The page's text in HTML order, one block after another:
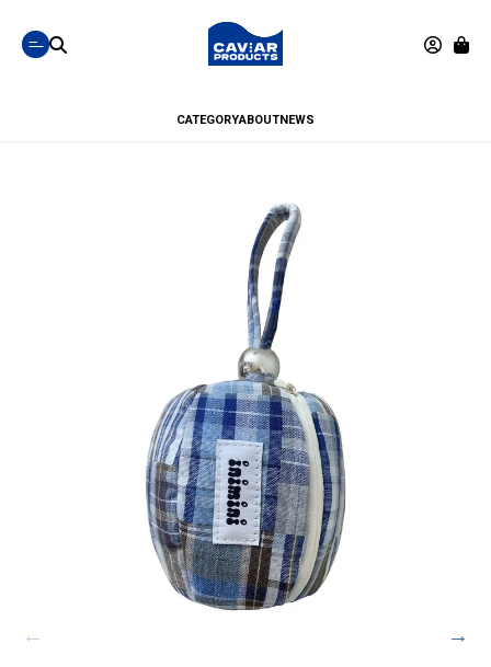
CATEGORYABOUTNEWS